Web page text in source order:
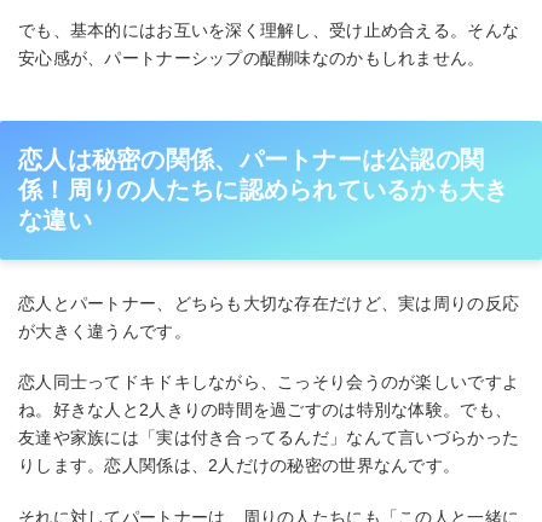
でも、基本的にはお互いを深く理解し、受け止め合える。そんな
安心感が、パートナーシップの醍醐味なのかもしれません。
恋人は秘密の関係、パートナーは公認の関
係！周りの人たちに認められているかも大き
な違い
恋人とパートナー、どちらも大切な存在だけど、実は周りの反応
が大きく違うんです。
恋人同士ってドキドキしながら、こっそり会うのが楽しいですよ
ね。好きな人と2人きりの時間を過ごすのは特別な体験。でも、
友達や家族には「実は付き合ってるんだ」なんて言いづらかった
りします。恋人関係は、2人だけの秘密の世界なんです。
それに対してパートナーは、周りの人たちにも「この人と一緒に